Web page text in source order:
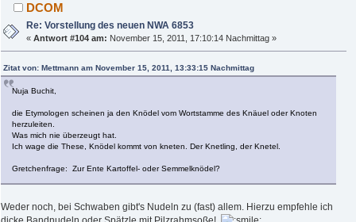
DCOM
Re: Vorstellung des neuen NWA 6853
«Antwort #104 am: November 15, 2011, 17:10:14 Nachmittag »
Zitat von: Mettmann am November 15, 2011, 13:33:15 Nachmittag
Nuja Buchit,
die Etymologen scheinen ja den Knödel vom Wortstamme des Knäuel oder Knoten
herzuleiten.
Was mich nie überzeugt hat.
Ich wage die These, Knödel kommt von kneten. Der Knetling, der Knetel.
Gretchenfrage: Zur Ente Kartoffel- oder Semmelknödel?
Weder noch, bei Schwaben gibt's Nudeln zu (fast) allem. Hierzu empfehle ich